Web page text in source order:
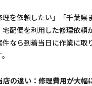
を依頼したい」「千葉県
配便を利用した修理依頼
なら到着当日に作業に取
の違い：修理費用が大幅